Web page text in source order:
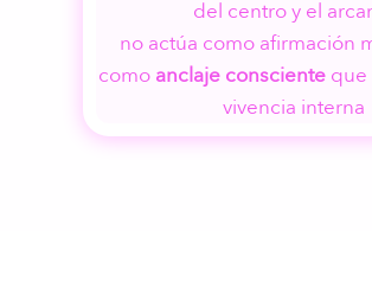
del centro y el
no actúa como afirmación
como anclaje conscienteque
vivencia interna